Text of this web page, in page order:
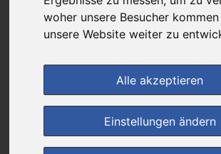
woher unsere Besucher
unsere Website weiter zu
Alle akzeptieren
Einstellungen ändern
bei
Kosmas Apotheke MACHE
& inkl. MwSt.
Ersparnis:36%oder8,45 €
Preis pro 1 G / 1,53 €
Daten vom 15.12.2025 10:58